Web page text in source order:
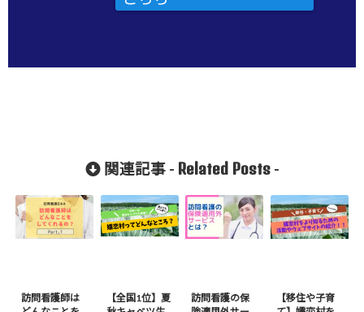
関連記事 - Related Posts-
訪問看護師は
【全国1位】夏
訪問看護の保
【移住や子育